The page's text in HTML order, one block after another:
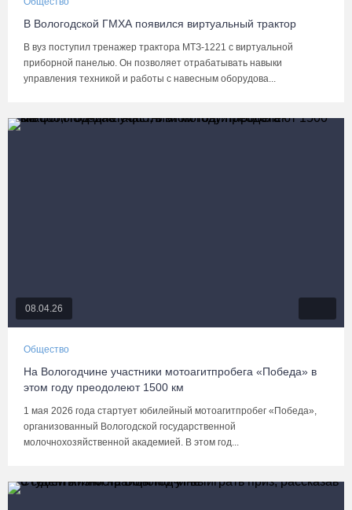
В Вологодской ГМХА появился виртуальный трактор
В вуз поступил тренажер трактора МТЗ-1221 с виртуальной
приборной панелью. Он позволяет отрабатывать навыки
управления техникой и работы с навесным оборудова...
08.04.26
Общество
На Вологодчине участники мотоагитпробега «Победа» в
этом году преодолеют 1500 км
1 мая 2026 года стартует юбилейный мотоагитпробег «Победа»,
организованный Вологодской государственной
молочнохозяйственной академией. В этом год...